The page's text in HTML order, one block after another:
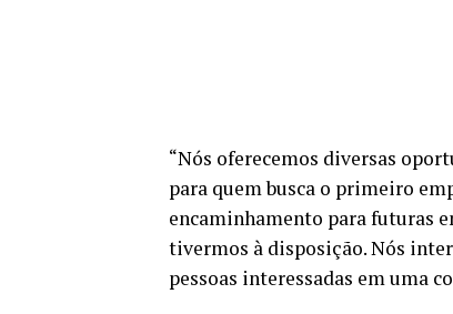
“Nós oferecemos diversas
para quem busca o primeiro
encaminhamento para futuras
tivermos à disposição. Nós
pessoas interessadas em uma